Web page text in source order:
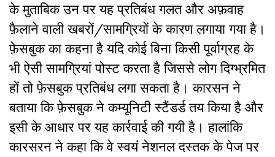
के मुताबिक उन पर यह प्रतिबंध गलत और अफ़वाह
फ़ैलाने वाली खबरों/सामग्रियों के कारण लगाया गया है।
फ़ेसबुक का कहना है यदि कोई बिना किसी पूर्वाग्रह के
भी ऐसी सामग्रियां पोस्ट करता है जिससे लोग दिग्भ्रमित
हों तो फ़ेसबुक प्रतिबंध लगा सकता है। कारसन ने
बताया कि फ़ेसबुक ने कम्यूनिटी स्टैंडर्ड तय किया है और
इसी के आधार पर यह कार्रवाई की गयी है। हालांकि
कारसरन ने कहा कि वे स्वयं नेशनल दस्तक के पेज पर